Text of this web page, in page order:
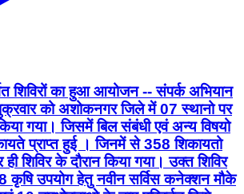
शिविरों का हुआ आयोजन -- संपर्क अभियान
को अशोकनगर जिले में 07 स्थानो पर
गया। जिसमें बिल संबंधी एवं अन्य विषयो
प्राप्त हुई । जिनमें से 358 शिकायतो
शिविर के दौरान किया गया। उक्त शिविर
उपयोग हेतु नवीन सर्विस कनेक्शन मौके